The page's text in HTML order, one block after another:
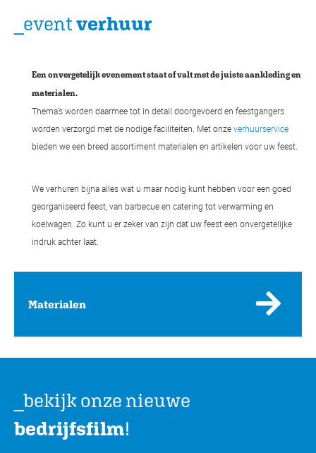
_eventverhuur
Een onvergetelijk evenement staat of valt met de juiste aankleding en
materialen.
Thema’s worden daarmee tot in detail doorgevoerd en feestgangers
worden verzorgd met de nodige faciliteiten. Met onze verhuurservice
bieden we een breed assortiment materialen en artikelen voor uw feest.
We verhuren bijna alles wat u maar nodig kunt hebben voor een goed
georganiseerd feest, van barbecue en catering tot verwarming en
koelwagen. Zo kunt u er zeker van zijn dat uw feest een onvergetelijke
indruk achter laat.
Materialen
_bekijk onze nieuwe
bedrijfsfilm!